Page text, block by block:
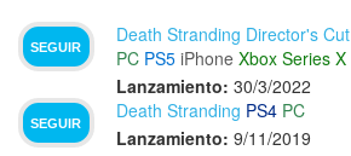
SEGUIR
Death Stranding Director's Cut
PC PS5 iPhone Xbox Series X
Lanzamiento: 30/3/2022
SEGUIR
Death Stranding PS4 PC
Lanzamiento: 9/11/2019